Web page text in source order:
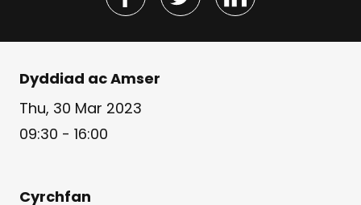
Dyddiad ac Amser
Thu, 30 Mar 2023
09:30 - 16:00
Cyrchfan